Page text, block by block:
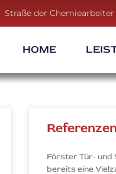
Straße der
HOME
Referenzen
Förster Tür- und
bereits eine